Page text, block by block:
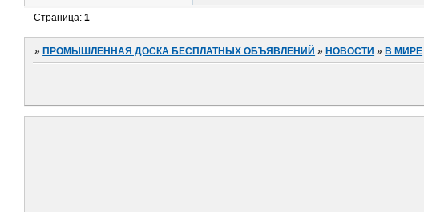
Страница:1
»ПРОМЫШЛЕННАЯ ДОСКА БЕСПЛАТНЫХ ОБЪЯВЛЕНИЙ »НОВОСТИ »В МИРЕ